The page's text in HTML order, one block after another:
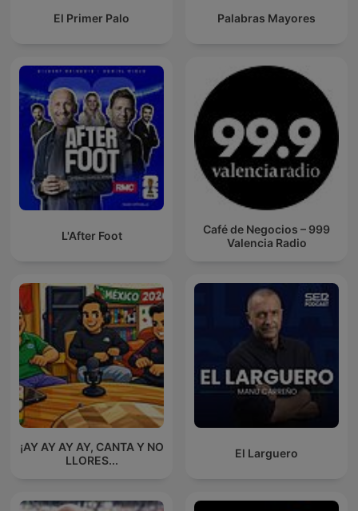
El Primer Palo Palabras Mayores
L'After Foot
Café de Negocios – 999
Valencia Radio
¡AY AY AY AY, CANTA Y NO
LLORES...
El Larguero